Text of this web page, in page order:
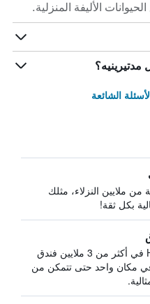
الأليفة المنزلية.
الشائعة
من ملايين النزلاء، مثلك
بكل ثقة!
يبحث HotelsCombined في أكثر من 3 ملايين فندق
مكان واحد حتى تتمكن من